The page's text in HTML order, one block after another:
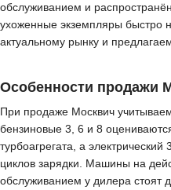
обслуживанием и
ухоженные экземпляры быстро
актуальному рынку и
Особенности продажи
При продаже Москвич
бензиновые 3, 6 и 8
турбоагрегата, а
циклов зарядки. Машины на
обслуживанием у дилера